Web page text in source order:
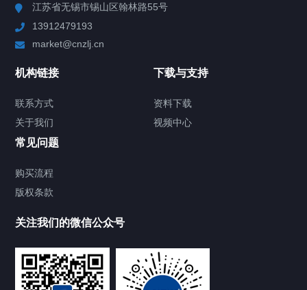
Chiller高精度制冷循环器
TCU温度控制单元
Chiller气体控温系统
Chamber试验箱
江苏省无锡市锡山区翰林路55号
13912479193
market@cnzlj.cn
机构链接
联系方式
关于我们
下载与支持
资料下载
视频中心
常见问题
购买流程
版权条款
关注我们的微信公众号